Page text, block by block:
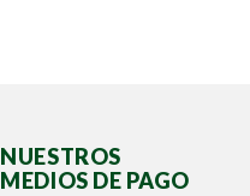
NUESTROS
MEDIOS DE PAGO